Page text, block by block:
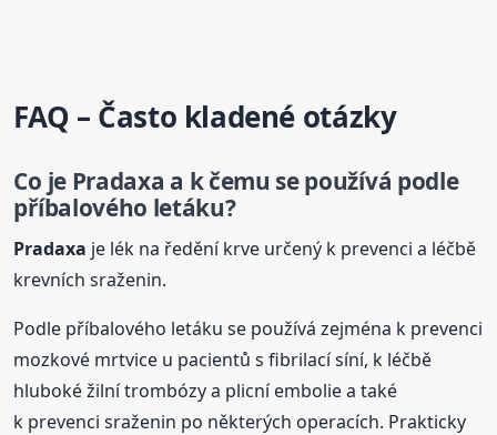
FAQ – Často kladené otázky
Co je Pradaxa a k čemu se používá podle
příbalového letáku?
Pradaxa je lék na ředění krve určený k prevenci a léčbě
krevních sraženin.
Podle příbalového letáku se používá zejména k prevenci
mozkové mrtvice u pacientů s fibrilací síní, k léčbě
hluboké žilní trombózy a plicní embolie a také
k prevenci sraženin po některých operacích. Prakticky